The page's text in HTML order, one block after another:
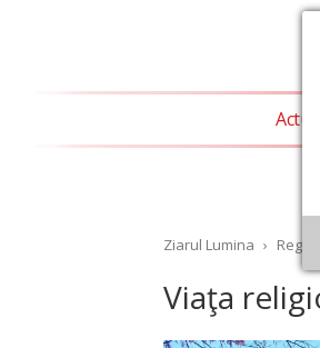
Ziarul Lumina ›
Viaţa